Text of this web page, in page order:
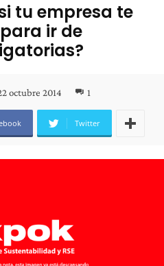
tu empresa te
para ir de
octubre 2014 1
Twitter